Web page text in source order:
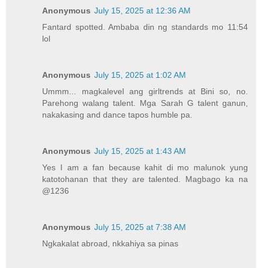
Anonymous July 15, 2025 at 12:36 AM
Fantard spotted. Ambaba din ng standards mo 11:54
lol
Anonymous July 15, 2025 at 1:02 AM
Ummm... magkalevel ang girltrends at Bini so, no.
Parehong walang talent. Mga Sarah G talent ganun,
nakakasing and dance tapos humble pa.
Anonymous July 15, 2025 at 1:43 AM
Yes I am a fan because kahit di mo malunok yung
katotohanan that they are talented. Magbago ka na
@1236
Anonymous July 15, 2025 at 7:38 AM
Ngkakalat abroad, nkkahiya sa pinas